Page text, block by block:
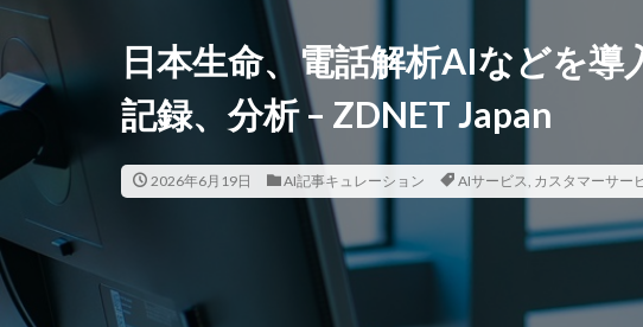
日本生命、電話解析AIなどを導
記録、分析 – ZDNET Japan
2026年6月19日 AI記事キュレーション AIサービス, カスタマーサー